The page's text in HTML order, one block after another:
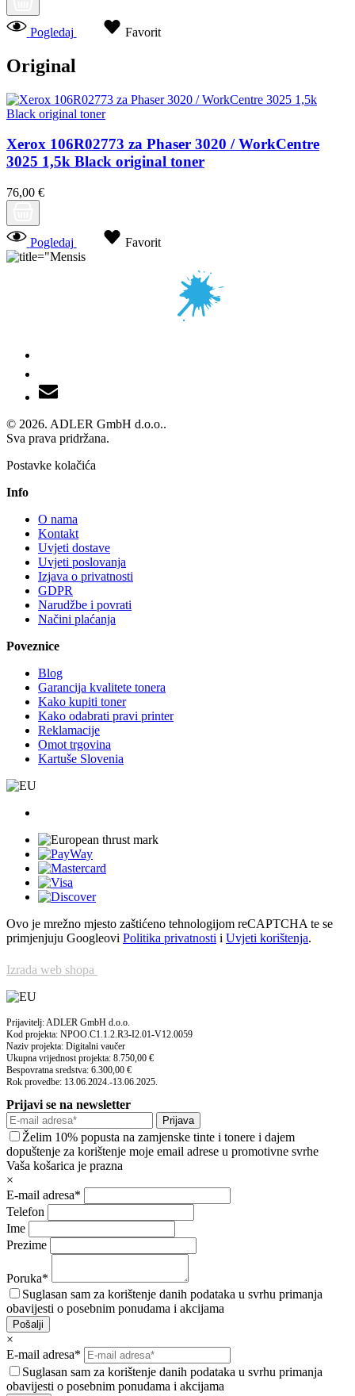
Pogledaj Favorit
Original
Xerox 106R02773 za Phaser 3020 / WorkCentre
3025 1,5k Black original toner
76,00 €
Pogledaj Favorit
© 2026. ADLER GmbH d.o.o..
Sva prava pridržana.
Postavke kolačića
Info
O nama
Kontakt
Uvjeti dostave
Uvjeti poslovanja
Izjava o privatnosti
GDPR
Narudžbe i povrati
Načini plaćanja
Poveznice
Blog
Garancija kvalitete tonera
Kako kupiti toner
Kako odabrati pravi printer
Reklamacije
Omot trgovina
Kartuše Slovenia
Ovo je mrežno mjesto zaštićeno tehnologijom reCAPTCHA te se
primjenjuju Googleovi Politika privatnosti i Uvjeti korištenja.
Izrada web shopa
Prijavitelj: ADLER GmbH d.o.o.
Kod projekta: NPOO.C1.1.2.R3-I2.01-V12.0059
Naziv projekta: Digitalni vaučer
Ukupna vrijednost projekta: 8.750,00 €
Bespovratna sredstva: 6.300,00 €
Rok provedbe: 13.06.2024.-13.06.2025.
Prijavi se na newsletter
Prijava
Želim 10% popusta na zamjenske tinte i tonere i dajem
dopuštenje za korištenje moje email adrese u promotivne svrhe
Vaša košarica je prazna
×
E-mail adresa*
Telefon
Ime
Prezime
Poruka*
Suglasan sam za korištenje danih podataka u svrhu primanja
obavijesti o posebnim ponudama i akcijama
Pošalji
×
E-mail adresa*
Suglasan sam za korištenje danih podataka u svrhu primanja
obavijesti o posebnim ponudama i akcijama